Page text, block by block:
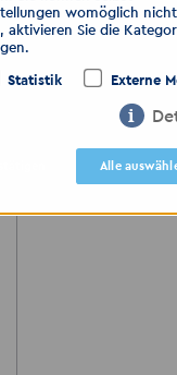
ALLE
womöglich nicht
aktivieren Sie die
Statistik Externe
Alle